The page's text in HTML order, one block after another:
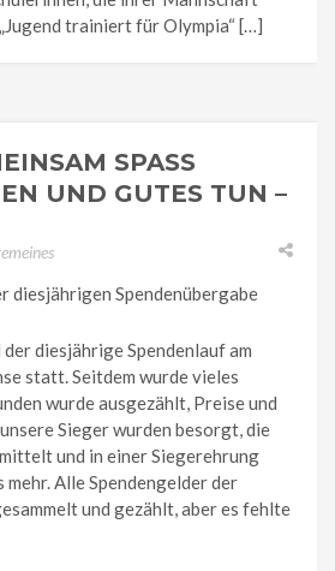
trainiert für Olympia“ […]
SPASS H
UND GUTES TUN – D
GLEICHENSE
diesjährigen Spendenübergabe
diesjährige Spendenlauf am
statt. Seitdem wurde vieles
wurde ausgezählt, Preise und
Sieger wurden besorgt, die
und in einer Siegerehrung
Alle Spendengelder der
und gezählt, aber es fehlte